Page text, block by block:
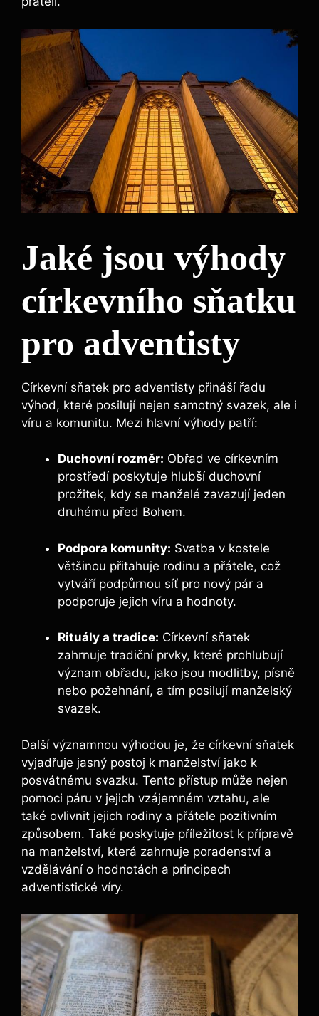
Jaké jsou výhody
církevního sňatku
pro adventisty
Církevní sňatek pro adventisty přináší řadu
výhod, které posilují nejen samotný svazek, ale i
víru a komunitu. Mezi hlavní výhody patří:
Duchovní rozměr: Obřad ve církevním
prostředí poskytuje hlubší duchovní
prožitek, kdy se manželé zavazují jeden
druhému před Bohem.
Podpora komunity: Svatba v kostele
většinou přitahuje rodinu a přátele, což
vytváří podpůrnou síť pro nový pár a
podporuje jejich víru a hodnoty.
Rituály a tradice: Církevní sňatek
zahrnuje tradiční prvky, které prohlubují
význam obřadu, jako jsou modlitby, písně
nebo požehnání, a tím posilují manželský
svazek.
Další významnou výhodou je, že církevní sňatek
vyjadřuje jasný postoj k manželství jako k
posvátnému svazku. Tento přístup může nejen
pomoci páru v jejich vzájemném vztahu, ale
také ovlivnit jejich rodiny a přátele pozitivním
způsobem. Také poskytuje příležitost k přípravě
na manželství, která zahrnuje poradenství a
vzdělávání o hodnotách a principech
adventistické víry.